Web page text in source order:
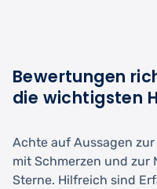
Bewertungen
die wichtigsten
Achte auf Aussagen
mit Schmerzen und zur
Sterne. Hilfreich sind